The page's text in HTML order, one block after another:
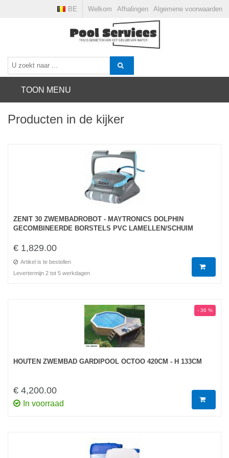
Welkom Afhalingen Algemene voorwaarden
BE
TOON MENU
Producten in de kijker
ZENIT 30 ZWEMBADROBOT - MAYTRONICS DOLPHIN
GECOMBINEERDE BORSTELS PVC LAMELLEN/SCHUIM
€ 1,829.00
Artikel is te bestellen
Levertermijn 2 tot 5 werkdagen
- 36 %
HOUTEN ZWEMBAD GARDIPOOL OCTOO 420CM - H 133CM
€ 4,200.00
In voorraad